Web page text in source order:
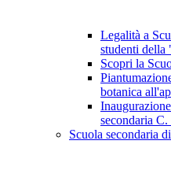
Legalità a
studenti della
Scopri la
botanica
secondaria
Scuola secondaria